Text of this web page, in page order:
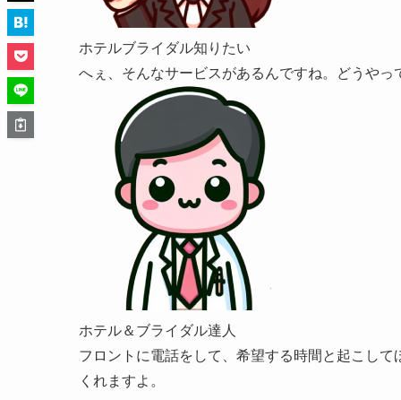
ホテルブライダル知りたい
へぇ、そんなサービスがあるんですね。どうやっ
ホテル＆ブライダル達人
フロントに電話をして、希望する時間と起こし
くれますよ。